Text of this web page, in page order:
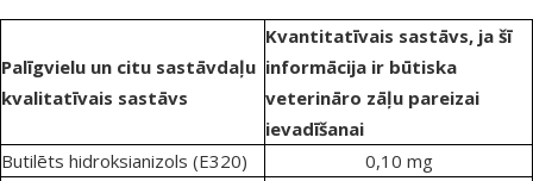
Palīgvielu un citu sastāvdaļu
kvalitatīvais sastāvs
Kvantitatīvais sastāvs, ja šī
informācija ir būtiska
veterināro zāļu pareizai
ievadīšanai
Butilēts hidroksianizols (E320)
0,10 mg